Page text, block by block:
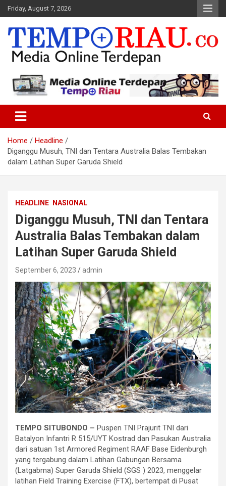
Skip
to
content
Friday, August 7, 2026
Tempo Riau
Home
Headline
Diganggu Musuh, TNI dan Tentara Australia Balas Tembakan
dalam Latihan Super Garuda Shield
HEADLINE NASIONAL
Diganggu Musuh, TNI dan Tentara
Australia Balas Tembakan dalam
Latihan Super Garuda Shield
September 6, 2023 admin
TEMPO SITUBONDO – Puspen TNI Prajurit TNI dari
Batalyon Infantri R 515/UYT Kostrad dan Pasukan Australia
dari satuan 1st Armored Regiment RAAF Base Eidenburgh
yang tergabung dalam Latihan Gabungan Bersama
(Latgabma) Super Garuda Shield (SGS ) 2023, menggelar
latihan Field Training Exercise (FTX), bertempat di Pusat